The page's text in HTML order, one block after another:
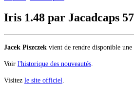
Iris 1.48 par Jacadcaps
Jacek Piszczek vient de rendre disponible
Voir l'historique des nouveautés
Visitez le site officiel